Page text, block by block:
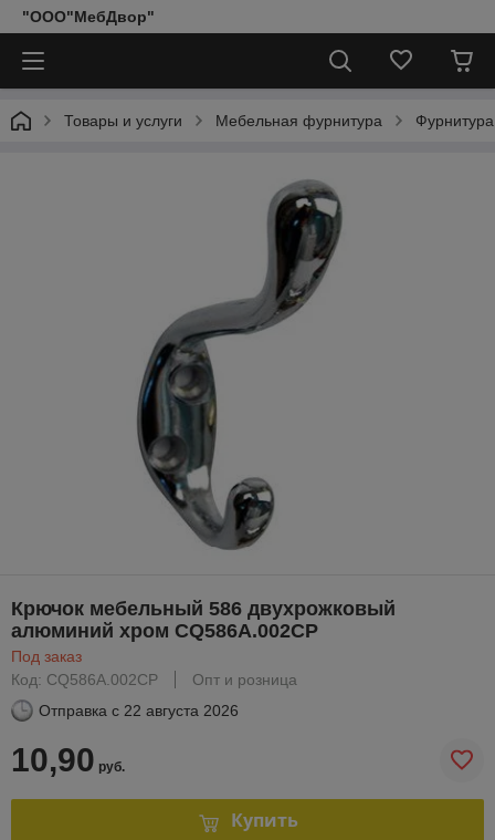
"ООО"МебДвор"
Товары и услуги Мебельная фурнитура
Крючок мебельный 586 двухрожковый
алюминий хром CQ586A.002CP
Под заказ
Код: CQ586A.002CP
Опт и розница
Отправка с 22 августа 2026
10,90 руб.
Купить